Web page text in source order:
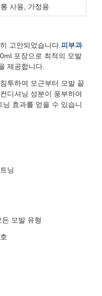
사용, 가정용
고안되었습니다. 피부과
포장으로 최적의 모발
제공합니다.
투하여 모근부터 모발 끝
디셔닝 성분이 풍부하여
효과를 얻을 수 있습니
닝
모발 유형